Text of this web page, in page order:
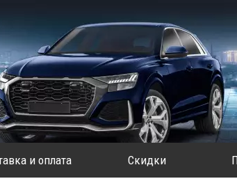
и оплата Скидки